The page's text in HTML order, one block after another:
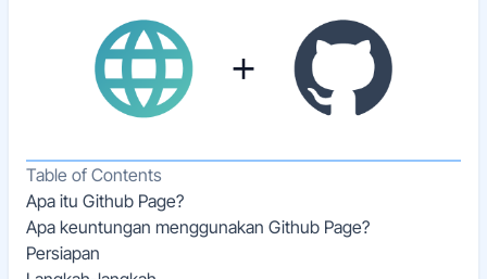
Table of Contents
Apa itu Github Page?
Apa keuntungan menggunakan Github Page?
Persiapan